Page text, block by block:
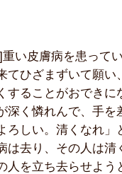
い皮膚病を患って
てひざまずいて願い
することがおできに
深く憐れんで、手を
ろしい。清くなれ」
は去り、その人は清
人を立ち去らせよう